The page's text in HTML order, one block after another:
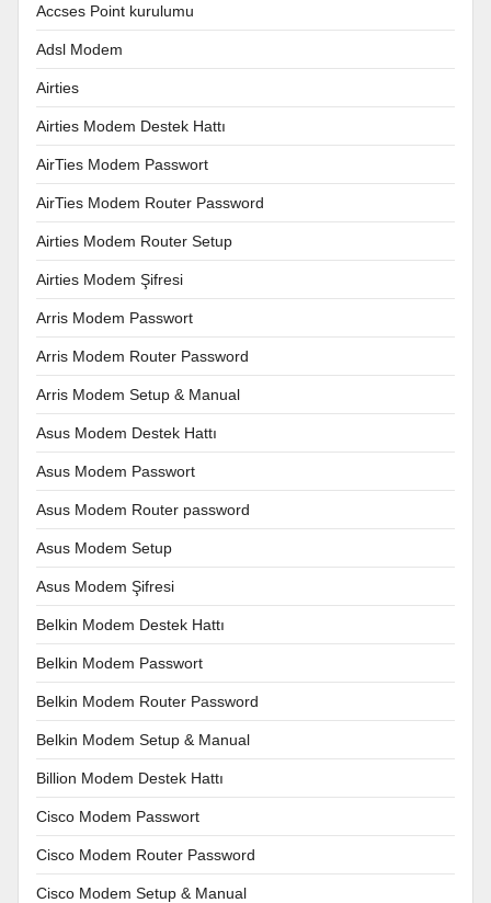
Accses Point kurulumu
Adsl Modem
Airties
Airties Modem Destek Hattı
AirTies Modem Passwort
AirTies Modem Router Password
Airties Modem Router Setup
Airties Modem Şifresi
Arris Modem Passwort
Arris Modem Router Password
Arris Modem Setup & Manual
Asus Modem Destek Hattı
Asus Modem Passwort
Asus Modem Router password
Asus Modem Setup
Asus Modem Şifresi
Belkin Modem Destek Hattı
Belkin Modem Passwort
Belkin Modem Router Password
Belkin Modem Setup & Manual
Billion Modem Destek Hattı
Cisco Modem Passwort
Cisco Modem Router Password
Cisco Modem Setup & Manual